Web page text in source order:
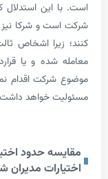
استدلال که مدیران
و شرکا نیز برای تحقق
اشخاص ثالث نیز با
و یا قرارداد تنظیم
اقدام نماید در
خواهد داشت.
حدود اختیارات
مدیران شرکت با